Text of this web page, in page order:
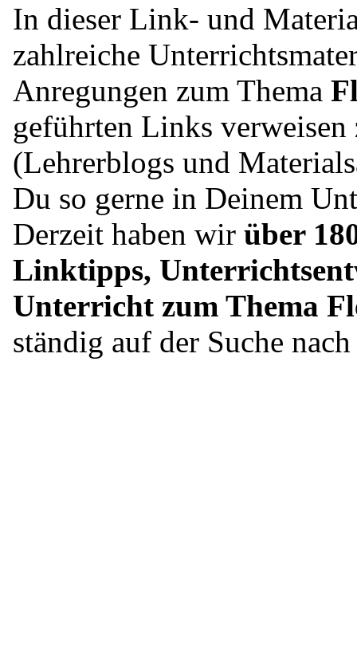
In dieser Link- und
zahlreiche
Anregungen zum Thema
geführten Links
(Lehrerblogs und
Du so gerne in Deinem
Derzeit haben wir über
Linktipps,
Unterricht zum Thema
ständig auf der Suche